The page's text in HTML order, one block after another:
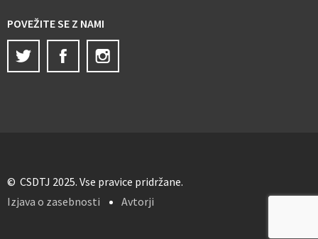
POVEŽITE SE Z NAMI
Twitter
Facebook
© CSDTJ 2025. Vse pravice pridržane.
Izjava o zasebnosti
Avtorji